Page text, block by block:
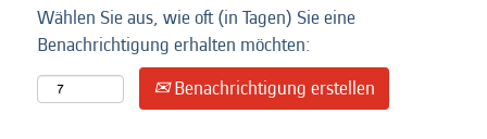
Wählen Sie aus, wie oft (in Tagen) Sie eine
Benachrichtigung erhalten möchten:
Benachrichtigung erstellen